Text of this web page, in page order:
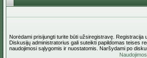
Norėdami prisijungti turite būti užsiregistravę.
Diskusijų administratorius gali suteikti papildomas teises
naudojimosi sąlygomis ir nuostatomis. Naršydami po